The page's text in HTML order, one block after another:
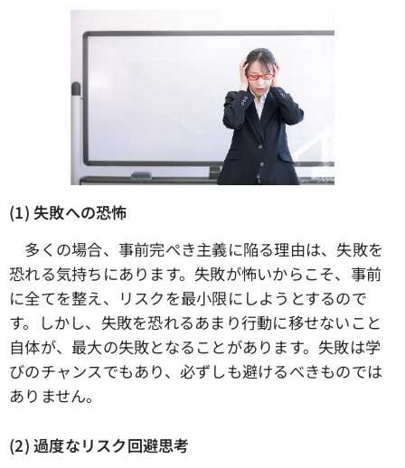
(1) 失敗への恐怖
多くの場合、事前完ぺき主義に陥る理由は、失敗を
恐れる気持ちにあります。失敗が怖いからこそ、事前
に全てを整え、リスクを最小限にしようとするので
す。しかし、失敗を恐れるあまり行動に移せないこと
自体が、最大の失敗となることがあります。失敗は学
びのチャンスでもあり、必ずしも避けるべきものでは
ありません。
(2) 過度なリスク回避思考